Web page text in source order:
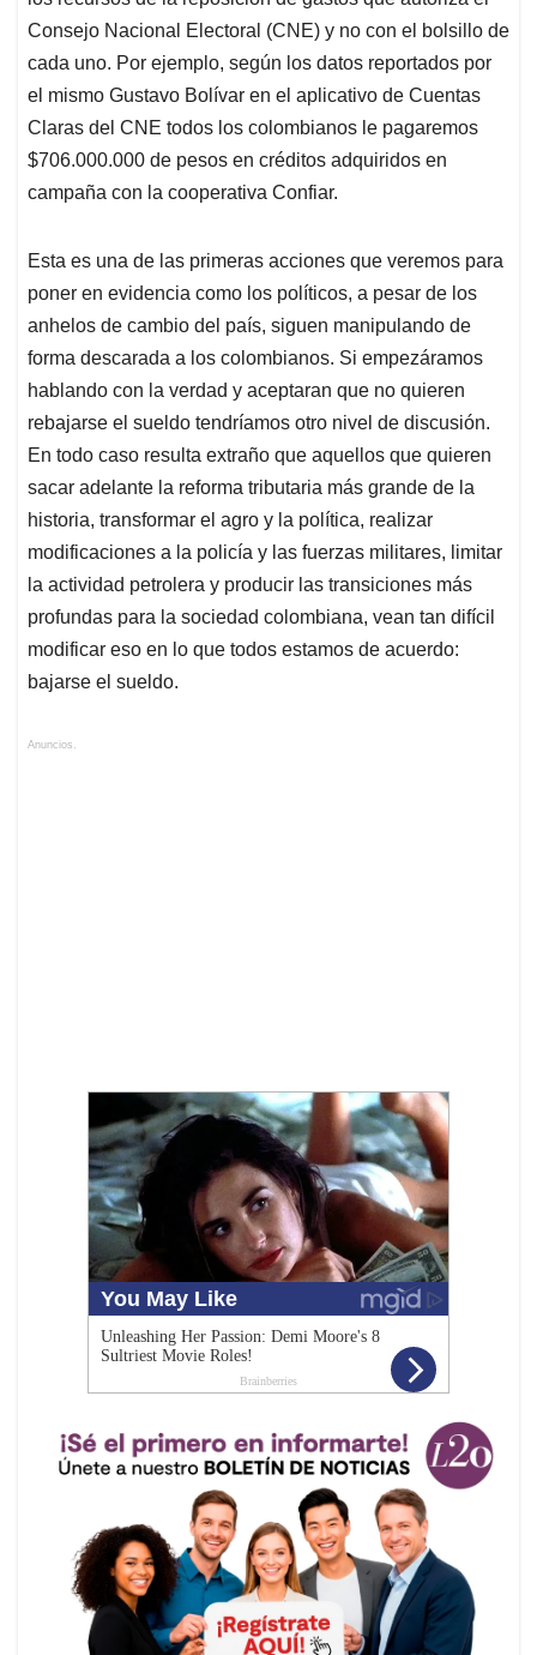
Consejo Nacional Electoral (CNE) y no con el bolsillo de
cada uno. Por ejemplo, según los datos reportados por
el mismo Gustavo Bolívar en el aplicativo de Cuentas
Claras del CNE todos los colombianos le pagaremos
$706.000.000 de pesos en créditos adquiridos en
campaña con la cooperativa Confiar.
Esta es una de las primeras acciones que veremos para
poner en evidencia como los políticos, a pesar de los
anhelos de cambio del país, siguen manipulando de
forma descarada a los colombianos. Si empezáramos
hablando con la verdad y aceptaran que no quieren
rebajarse el sueldo tendríamos otro nivel de discusión.
En todo caso resulta extraño que aquellos que quieren
sacar adelante la reforma tributaria más grande de la
historia, transformar el agro y la política, realizar
modificaciones a la policía y las fuerzas militares, limitar
la actividad petrolera y producir las transiciones más
profundas para la sociedad colombiana, vean tan difícil
modificar eso en lo que todos estamos de acuerdo:
bajarse el sueldo.
Anuncios.